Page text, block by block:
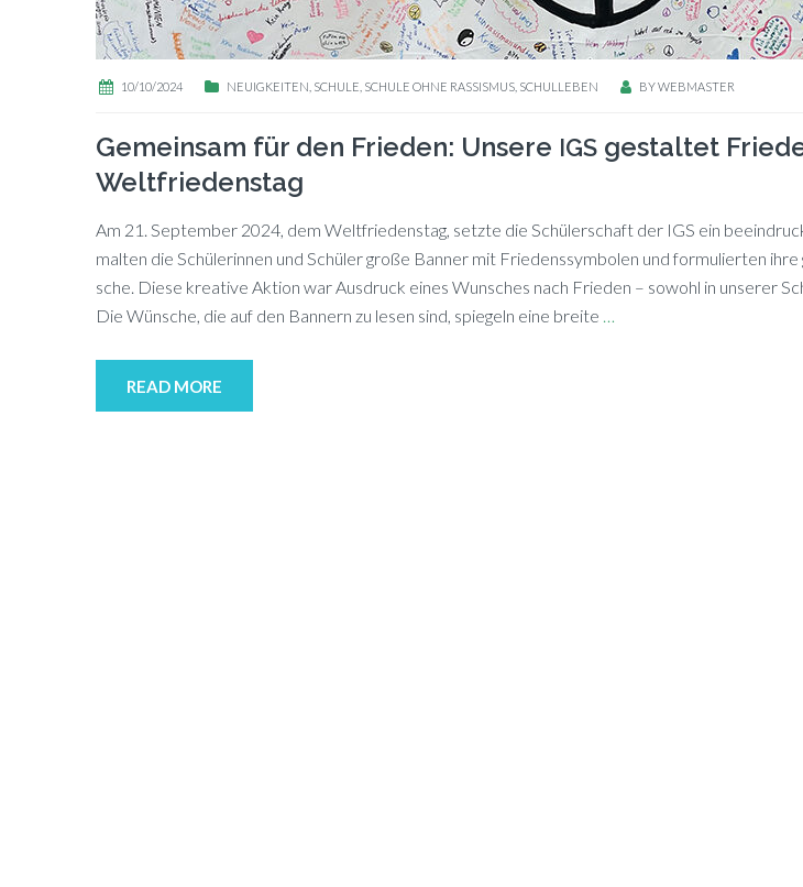
10/10/2024 NEUIGKEITEN SCHULE SCHULE OHNE RASSISMUS SCHULLEBEN BYWEBMASTER
Gemeinsam für den Frieden: Unsere IGS gestaltet
Weltfriedenstag
Am 21. Sep­tem­ber 2024, dem Welt­frie­dens­tag, setz­te die Schü­ler­schaft der IGS ein
mal­ten die Schü­le­rin­nen und Schü­ler gro­ße Ban­ner mit Frie­dens­sym­bo­len und for­mu­lier­ten
sche. Die­se krea­ti­ve Ak­ti­on war Aus­druck ei­nes Wun­sches nach Frie­den – so­wohl in un­se­rer
Die Wün­sche, die auf den Ban­nern zu le­sen sind, spie­geln eine brei­te …
READ MORE